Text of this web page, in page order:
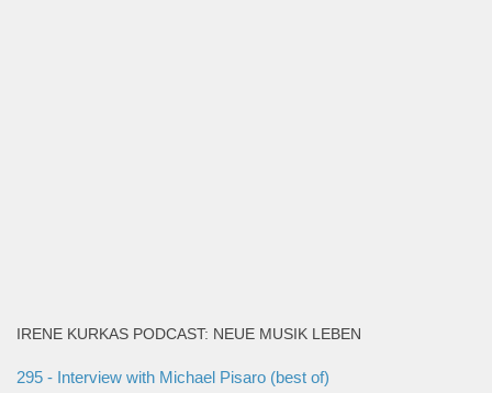
IRENE KURKAS PODCAST: NEUE MUSIK LEBEN
295 - Interview with Michael Pisaro (best of)